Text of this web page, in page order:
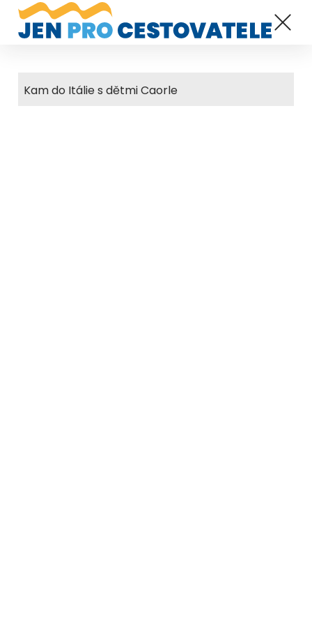
Kam do Itálie s dětmi Caorle